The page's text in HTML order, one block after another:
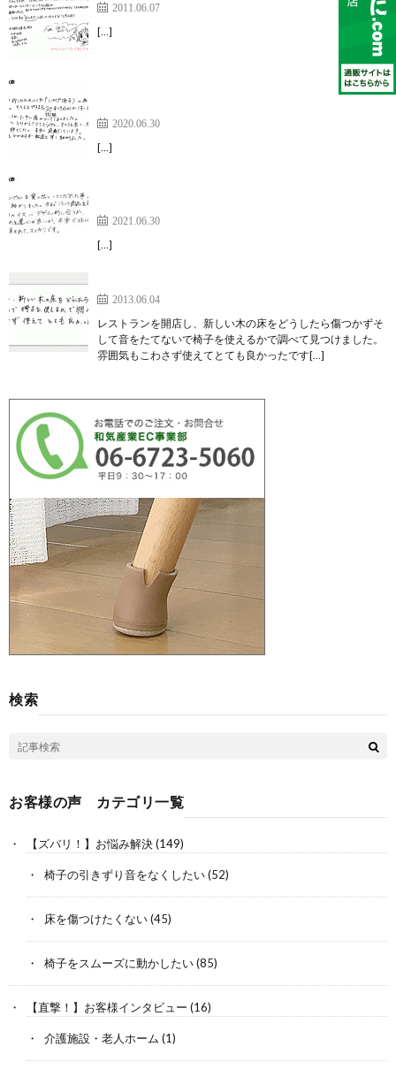
2011.06.07
[…]
すべりも良く、座った時の安定感も抜群でした。
2020.06.30
[…]
2021.06.30
[…]
2013.06.04
レストランを開店し、新しい木の床をどうしたら傷つかずそ
して音をたてないで椅子を使えるかで調べて見つけました。
雰囲気もこわさず使えてとても良かったです[…]
検索
お客様の声 カテゴリ一覧
【ズバリ！】お悩み解決(149)
椅子の引きずり音をなくしたい(52)
床を傷つけたくない(45)
椅子をスムーズに動かしたい(85)
【直撃！】お客様インタビュー (16)
介護施設・老人ホーム (1)